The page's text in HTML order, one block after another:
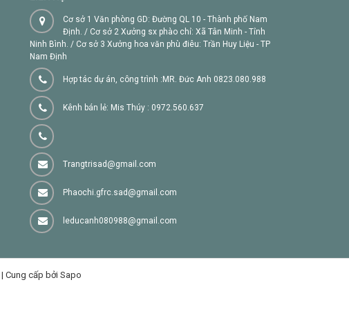
Cơ sở 1 Văn phòng GD: Đường QL 10 - Thành phố Nam
Định. / Cơ sở 2 Xưởng sx phào chỉ: Xã Tân Minh - Tỉnh
Ninh Bình. / Cơ sở 3 Xưởng hoa văn phù điêu: Trần Huy Liệu - TP
Nam Định
Hợp tác dự án, công trình :MR. Đức Anh 0823.080.988
Kênh bán lẻ: Mis Thúy : 0972.560.637
Trangtrisad@gmail.com
Phaochi.gfrc.sad@gmail.com
leducanh080988@gmail.com
| Cung cấp bởi Sapo